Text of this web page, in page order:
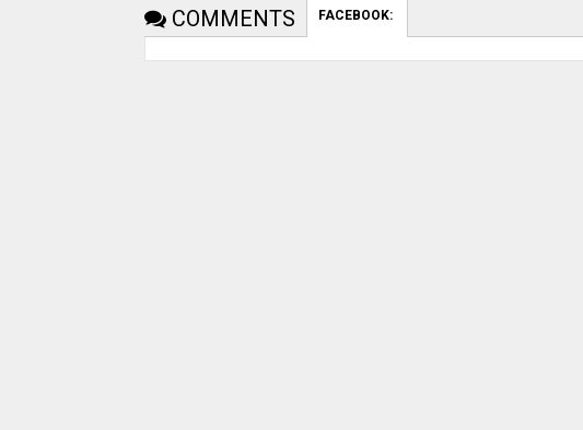
COMMENTS FACEBOOK: